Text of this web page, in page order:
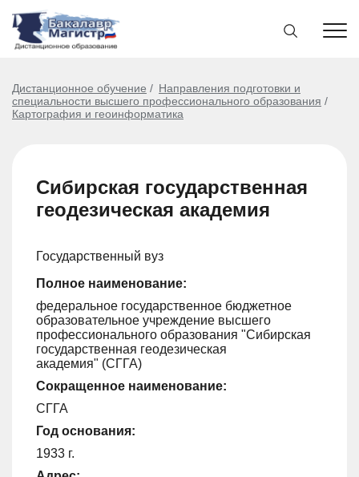
Дистанционное обучение
Направления подготовки и
специальности высшего профессионального образования
Картография и геоинформатика
Сибирская государственная
геодезическая академия
Государственный вуз
Полное наименование:
федеральное государственное бюджетное
образовательное учреждение высшего
профессионального образования "Сибирская
государственная геодезическая
академия" (СГГА)
Сокращенное наименование:
СГГА
Год основания:
1933 г.